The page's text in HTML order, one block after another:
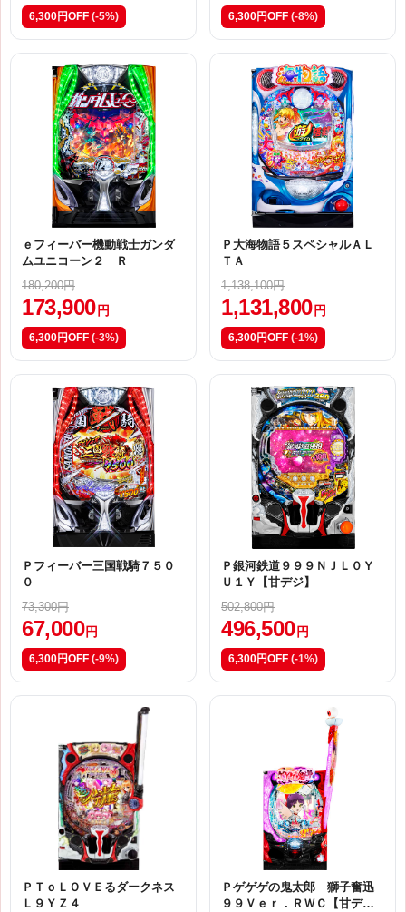
6,300円OFF (-5%) 6,300円OFF (-8%)
ｅフィーバー機動戦士ガンダ
ムユニコーン２ Ｒ
180,200円
173,900 円
6,300円OFF (-3%)
Ｐ大海物語５スペシャルＡＬ
ＴＡ
1,138,100円
1,131,800 円
6,300円OFF (-1%)
Ｐフィーバー三国戦騎７５０
０
73,300円
67,000 円
6,300円OFF (-9%)
Ｐ銀河鉄道９９９ＮＪＬ０Ｙ
Ｕ１Ｙ【甘デジ】
502,800円
496,500 円
6,300円OFF (-1%)
ＰＴｏＬＯＶＥるダークネス
Ｌ９ＹＺ４
Ｐゲゲゲの鬼太郎 獅子奮迅
９９Ｖｅｒ．ＲＷＣ【甘デ